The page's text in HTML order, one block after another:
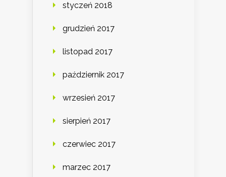
styczeń 2018
grudzień 2017
listopad 2017
październik 2017
wrzesień 2017
sierpień 2017
czerwiec 2017
marzec 2017